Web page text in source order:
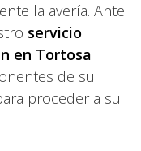
la avería. Ante
servicio
en Tortosa
de su
proceder a su